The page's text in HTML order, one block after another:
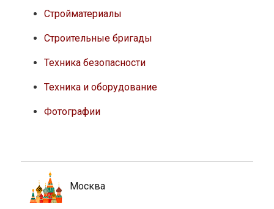
Стройматериалы
Строительные бригады
Техника безопасности
Техника и оборудование
Фотографии
Москва